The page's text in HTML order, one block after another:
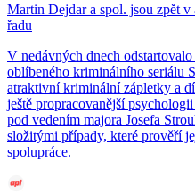
Martin Dejdar a spol. jsou zpět
řadu
V nedávných dnech
oblíbeného kriminálního seriálu
atraktivní kriminální zápletky a
ještě propracovanější
pod vedením majora Josefa
složitými případy, které prověří
spolupráce.